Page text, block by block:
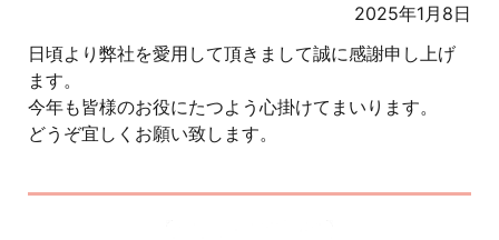
2025年1月8日
日頃より弊社を愛用して頂きまして誠に感謝申し上げ
ます。
今年も皆様のお役にたつよう心掛けてまいります。
どうぞ宜しくお願い致します。